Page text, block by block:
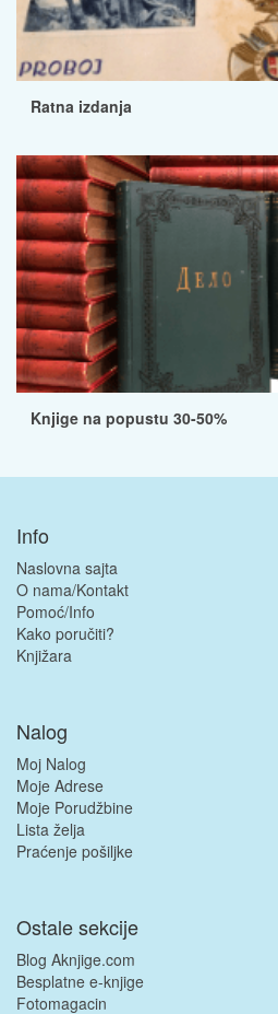
Ratna izdanja
Knjige na popustu 30-50%
Info
Naslovna sajta
O nama/Kontakt
Pomoć/Info
Kako poručiti?
Knjižara
Nalog
Moj Nalog
Moje Adrese
Moje Porudžbine
Lista želja
Praćenje pošiljke
Ostale sekcije
Blog Aknjige.com
Besplatne e-knjige
Fotomagacin